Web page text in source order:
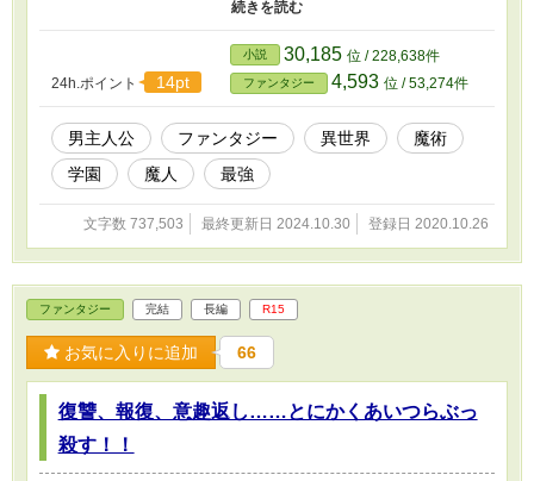
を隠しながら、迫り来る問題を解決していく物語。 ※主人公はで
になろう、ノベルアップ＋、ノベルバ、カクヨムにも投稿していま
24h.ポイント
14pt
小説 30,185 位 / 228,638件
ファンタジー 4,593 位 / 53,274件
男主人公 ファンタジー 異世界
魔術
学園
魔人 最強
文字数 737,503 最終更新日 2024.10.30 登録日 2020.10.26
ファンタジー 完結 長編 R15
お気に入りに追加 66
復讐、報復、意趣返し……とにかくあいつらぶっ
殺す！！